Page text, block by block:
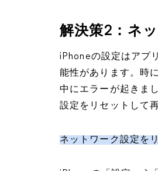
解決策2：ネ
iPhoneの設定はアプ
能性があります。時
中にエラーが起きま
設定をリセットして
ネットワーク設定を